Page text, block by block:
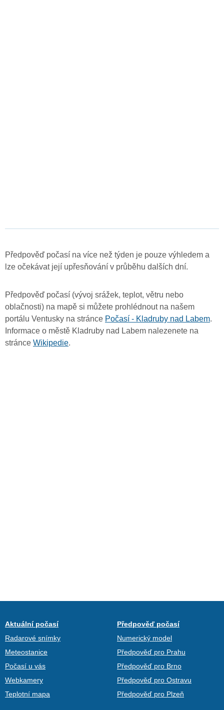
Předpověď počasí na více než týden je pouze výhledem a
lze očekávat její upřesňování v průběhu dalších dní.
Předpověď počasí (vývoj srážek, teplot, větru nebo
oblačnosti) na mapě si můžete prohlédnout na našem
portálu Ventusky na stránce Počasí - Kladruby nad Labem.
Informace o městě Kladruby nad Labem nalezenete na
stránce Wikipedie.
Aktuální počasí
Radarové snímky
Meteostanice
Počasí u vás
Webkamery
Teplotní mapa
Předpověď počasí
Numerický model
Předpověď pro Prahu
Předpověď pro Brno
Předpověď pro Ostravu
Předpověď pro Plzeň